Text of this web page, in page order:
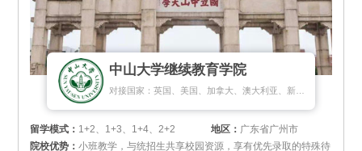
中山大学继续教育学院
留学模式： 1+2、1+3、1+4、2+2 地区： 广东省广州市
院校优势：小班教学，与统招生共享校园资源，享有优先录取的特殊待